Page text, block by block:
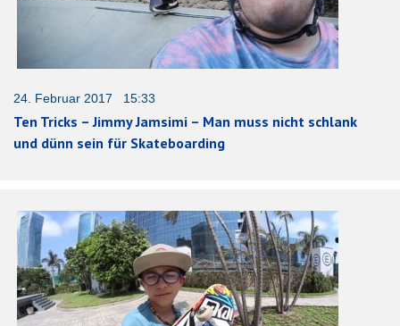
24. Februar 2017 15:33
Ten Tricks – Jimmy Jamsimi – Man muss nicht schlank
und dünn sein für Skateboarding